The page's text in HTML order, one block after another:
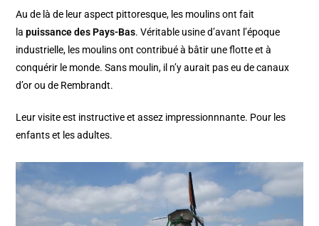
Au de là de leur aspect pittoresque, les moulins ont fait
lapuissance des Pays-Bas. Véritable usine d’avant l’époque
industrielle, les moulins ont contribué à bâtir une flotte et à
conquérir le monde. Sans moulin, il n’y aurait pas eu de canaux
d’or ou de Rembrandt.
Leur visite est instructive et assez impressionnnante. Pour les
enfants et les adultes.